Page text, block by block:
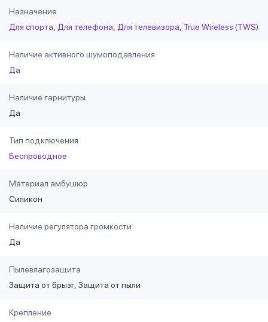
Назначение
Для спорта
Для телефона Для телевизора True Wireless (TWS)
Наличие активного шумоподавления
Да
Наличие гарнитуры
Да
Тип подключения
Беспроводное
Материал амбушюр
Силикон
Наличие регулятора громкости
Да
Пылевлагозащита
Защита от брызг Защита от пыли
Крепление